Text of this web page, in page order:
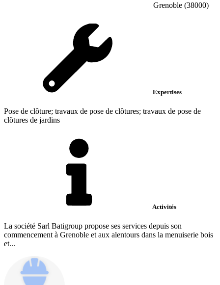
Grenoble (38000)
Expertises
Pose de clôture; travaux de pose de clôtures; travaux de pose de
clôtures de jardins
Activités
La société Sarl Batigroup propose ses services depuis son
commencement à Grenoble et aux alentours dans la menuiserie bois
et...